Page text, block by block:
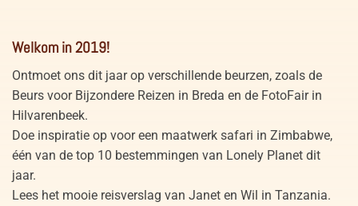
Welkom in 2019!
Ontmoet ons dit jaar op verschillende beurzen, zoals de
Beurs voor Bijzondere Reizen in Breda en de FotoFair in
Hilvarenbeek.
Doe inspiratie op voor een maatwerk safari in Zimbabwe,
één van de top 10 bestemmingen van Lonely Planet dit
jaar.
Lees het mooie reisverslag van Janet en Wil in Tanzania.